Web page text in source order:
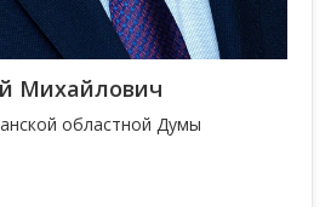
Михайлович
областной Думы